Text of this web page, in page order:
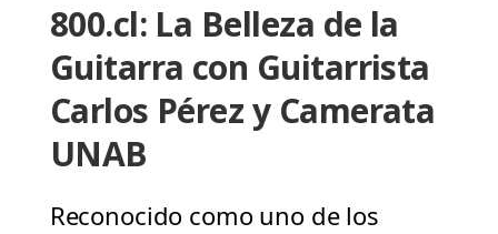
800.cl: La Belleza de la
Guitarra con Guitarrista
Carlos Pérez y Camerata
UNAB
Reconocido como uno de los